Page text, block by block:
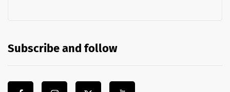
Subscribe and follow